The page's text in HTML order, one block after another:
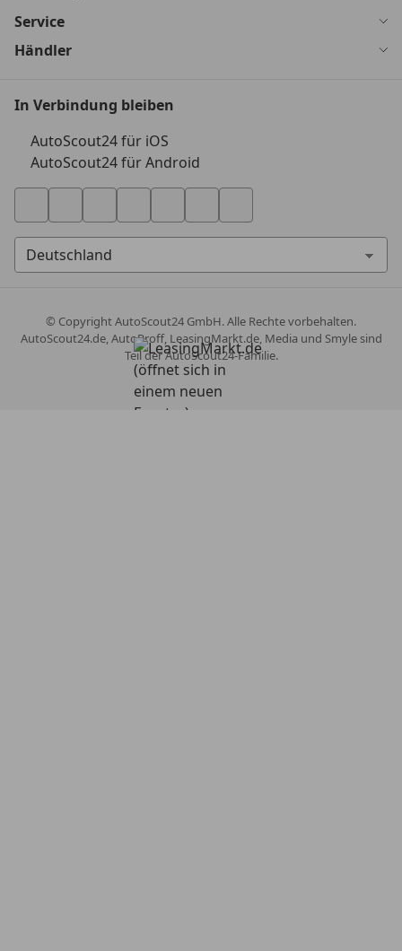
Service
Händler
In Verbindung bleiben
AutoScout24 für iOS
AutoScout24 für Android
© CopyrightAutoScout24 GmbH. Alle Rechte vorbehalten.
AutoScout24.de, AutoProff, LeasingMarkt.de, Media und Smyle sind
Teil der AutoScout24-Familie.